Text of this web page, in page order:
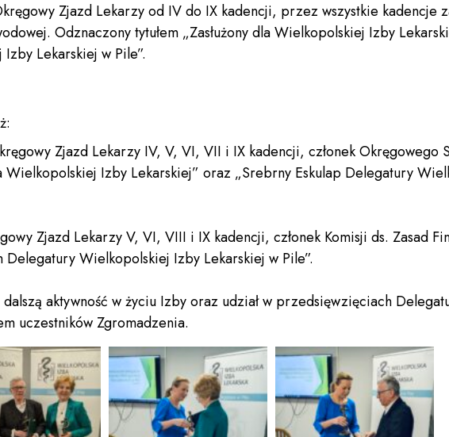
Zjazd Lekarzy od IV do IX kadencji, przez wszystkie kadencje
Odznaczony tytułem „Zasłużony dla Wielkopolskiej Izby
Lekarskiej w Pile”.
Zjazd Lekarzy IV, V, VI, VII i IX kadencji, członek Okręgowego
Wielkopolskiej Izby Lekarskiej” oraz „Srebrny Eskulap Delegatury
Zjazd Lekarzy V, VI, VIII i IX kadencji, członek Komisji ds. Zasad
Delegatury Wielkopolskiej Izby Lekarskiej w Pile”.
aktywność w życiu Izby oraz udział w przedsięwzięciach
uczestników Zgromadzenia.